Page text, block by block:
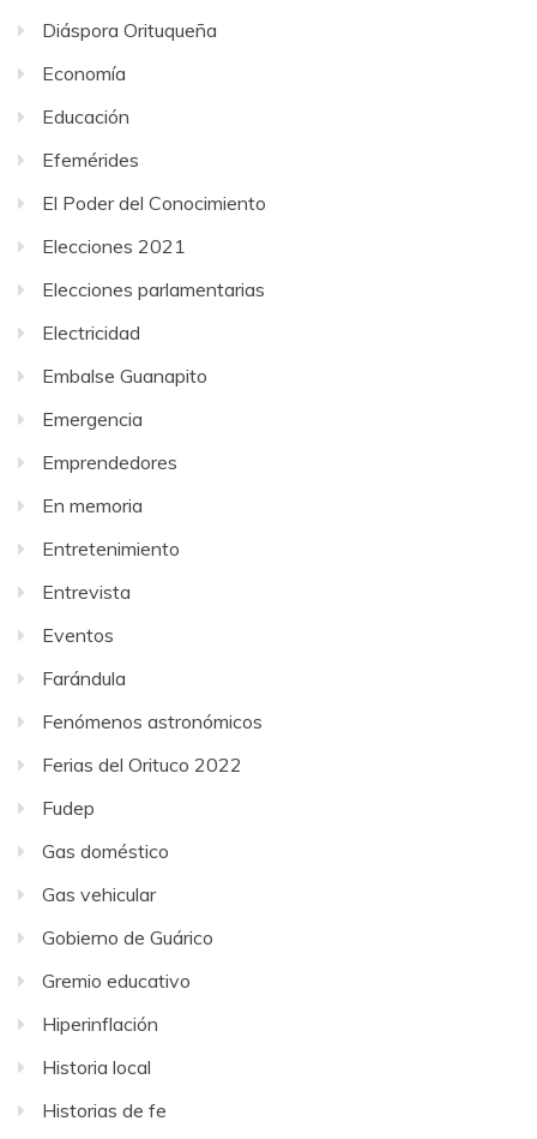
Diáspora Orituqueña
Economía
Educación
Efemérides
El Poder del Conocimiento
Elecciones 2021
Elecciones parlamentarias
Electricidad
Embalse Guanapito
Emergencia
Emprendedores
En memoria
Entretenimiento
Entrevista
Eventos
Farándula
Fenómenos astronómicos
Ferias del Orituco 2022
Fudep
Gas doméstico
Gas vehicular
Gobierno de Guárico
Gremio educativo
Hiperinflación
Historia local
Historias de fe